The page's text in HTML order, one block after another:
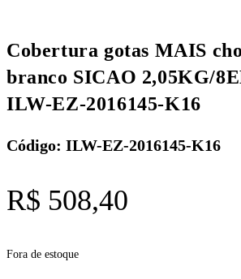
Cobertura gotas MAIS
branco SICAO 2,05KG/
ILW-EZ-2016145-K16
Código: ILW-EZ-2016145-K16
R$ 508,40
Fora de estoque